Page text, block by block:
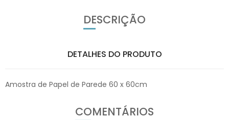
DESCRIÇÃO
DETALHES DO PRODUTO
Amostra de Papel de Parede 60 x 60cm
COMENTÁRIOS